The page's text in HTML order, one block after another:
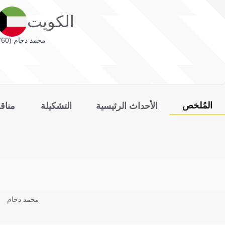
الكويت
محمد دحام (60')
المُلخص الأحداث الرئيسية التشكيلة
محمد دحام